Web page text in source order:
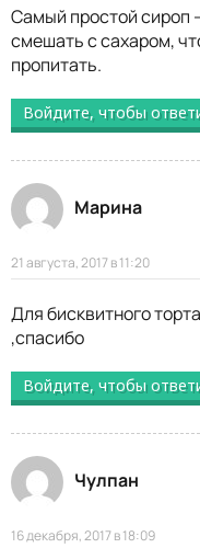
Самый простой сироп
смешать с сахаром,
пропитать.
Войдите, чтобы
Марина
21 августа, 2017 в 11:20
Для бисквитного
,спасибо
Войдите, чтобы
Чулпан
16 декабря, 2017 в 18:09